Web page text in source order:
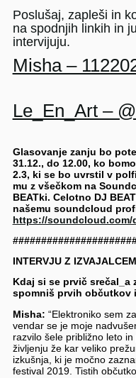
Poslušaj, zapleši in
na spodnjih linkih in
intervijuju.
Misha –
Le_En_Art –
Glasovanje zanju bo
31.12., do 12.00, ko
2.3, ki se bo uvrstil v
mu z všečkom na
BEATki. Celotno DJ
našemu soundcloud
https://soundcloud.com/
INTERVJU Z
Kdaj si se prvič srečal_a
spomniš prvih občutkov
Misha: “Elektroniko sem
vendar se je moje
razvilo šele približno leto
življenju že kar veliko
izkušnja, ki je močno
festival 2019. Tistih